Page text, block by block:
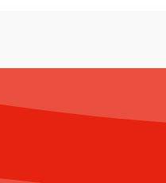
500 ₽